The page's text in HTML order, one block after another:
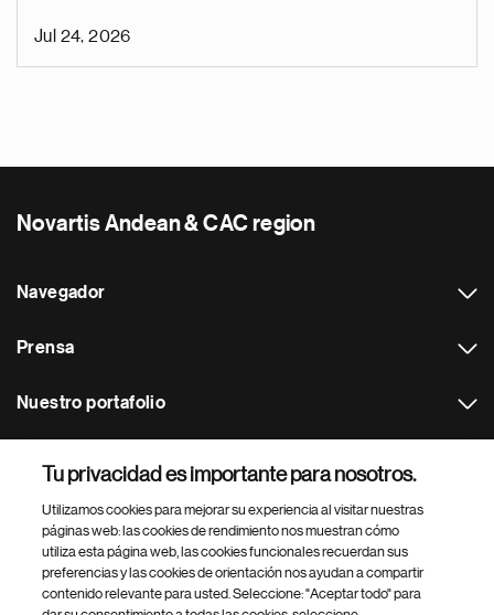
Jul 24, 2026
Novartis Andean & CAC region
Navegador
Prensa
Nuestro portafolio
Footer Site Search
Tu privacidad es importante para nosotros.
Utilizamos cookies para mejorar su experiencia al visitar nuestras
páginas web: las cookies de rendimiento nos muestran cómo
utiliza esta página web, las cookies funcionales recuerdan sus
preferencias y las cookies de orientación nos ayudan a compartir
contenido relevante para usted. Seleccione: "Aceptar todo" para